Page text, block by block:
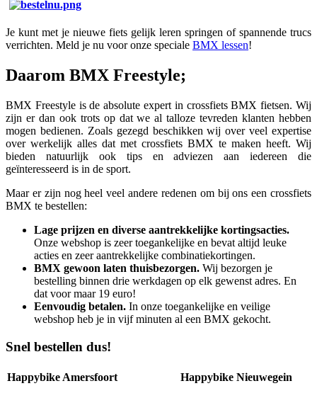
Je kunt met je nieuwe fiets gelijk leren springen of spannende trucs
verrichten. Meld je nu voor onze speciale BMX lessen!
Daarom BMX Freestyle;
BMX Freestyle is de absolute expert in crossfiets BMX fietsen. Wij
zijn er dan ook trots op dat we al talloze tevreden klanten hebben
mogen bedienen. Zoals gezegd beschikken wij over veel expertise
over werkelijk alles dat met crossfiets BMX te maken heeft. Wij
bieden natuurlijk ook tips en adviezen aan iedereen die
geïnteresseerd is in de sport.
Maar er zijn nog heel veel andere redenen om bij ons een crossfiets
BMX te bestellen:
Lage prijzen en diverse aantrekkelijke kortingsacties.
Onze webshop is zeer toegankelijke en bevat altijd leuke
acties en zeer aantrekkelijke combinatiekortingen.
BMX gewoon laten thuisbezorgen. Wij bezorgen je
bestelling binnen drie werkdagen op elk gewenst adres. En
dat voor maar 19 euro!
Eenvoudig betalen. In onze toegankelijke en veilige
webshop heb je in vijf minuten al een BMX gekocht.
Snel bestellen dus!
Happybike Amersfoort Happybike Nieuwegein